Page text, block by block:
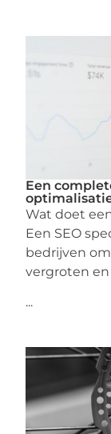
Een
Wat doet
Een SEO
bedrijven
vergroten
...